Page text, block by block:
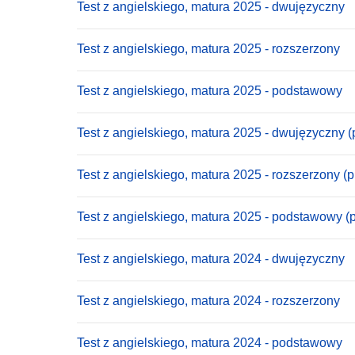
Test z angielskiego, matura 2025 - dwujęzyczny
Test z angielskiego, matura 2025 - rozszerzony
Test z angielskiego, matura 2025 - podstawowy
Test z angielskiego, matura 2025 - dwujęzyczny
Test z angielskiego, matura 2025 - rozszerzony
Test z angielskiego, matura 2025 - podstawowy
Test z angielskiego, matura 2024 - dwujęzyczny
Test z angielskiego, matura 2024 - rozszerzony
Test z angielskiego, matura 2024 - podstawowy